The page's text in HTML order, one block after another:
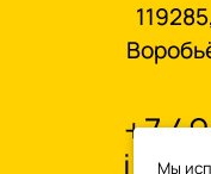
+7
Мы